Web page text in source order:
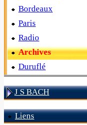
Bordeaux
Paris
Radio
Archives
Duruflé
J S BACH
Liens